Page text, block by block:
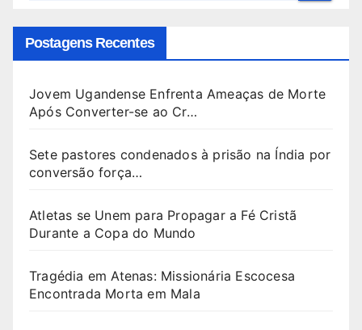
Postagens Recentes
Jovem Ugandense Enfrenta Ameaças de Morte
Após Converter-se ao Cr…
Sete pastores condenados à prisão na Índia por
conversão força…
Atletas se Unem para Propagar a Fé Cristã
Durante a Copa do Mundo
Tragédia em Atenas: Missionária Escocesa
Encontrada Morta em Mala